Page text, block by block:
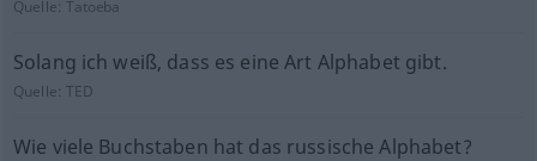
Quelle:Tatoeba
Solang ich weiß, dass es eine Art Alphabet gibt.
Quelle:TED
Wie viele Buchstaben hat das russische Alphabet?